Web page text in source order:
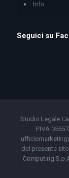
Info
Seguici su
Studio Legale
P.IVA
del presente
Computing